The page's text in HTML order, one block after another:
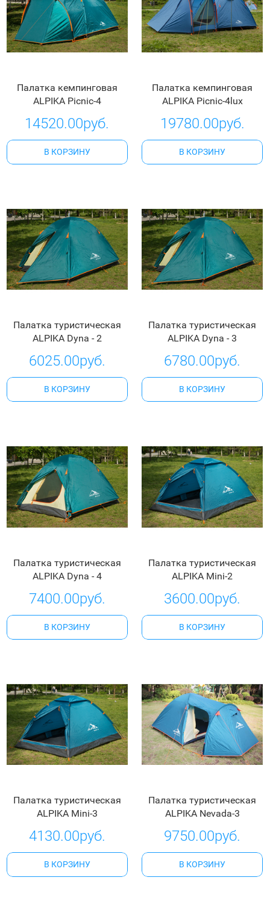
Палатка кемпинговая
ALPIKA Picnic-4
14520.00руб.
В КОРЗИНУ
Палатка кемпинговая
ALPIKA Picnic-4lux
19780.00руб.
В КОРЗИНУ
Палатка туристическая
ALPIKA Dyna - 2
6025.00руб.
В КОРЗИНУ
Палатка туристическая
ALPIKA Dyna - 3
6780.00руб.
В КОРЗИНУ
Палатка туристическая
ALPIKA Dyna - 4
7400.00руб.
В КОРЗИНУ
Палатка туристическая
ALPIKA Mini-2
3600.00руб.
В КОРЗИНУ
Палатка туристическая
ALPIKA Mini-3
4130.00руб.
В КОРЗИНУ
Палатка туристическая
ALPIKA Nevada-3
9750.00руб.
В КОРЗИНУ